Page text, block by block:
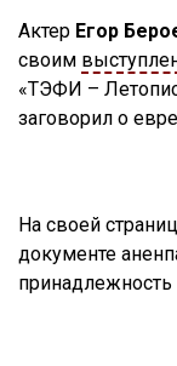
Актер Егор
своим
«ТЭФИ –
заговорил о
На своей
документе
принадлежность